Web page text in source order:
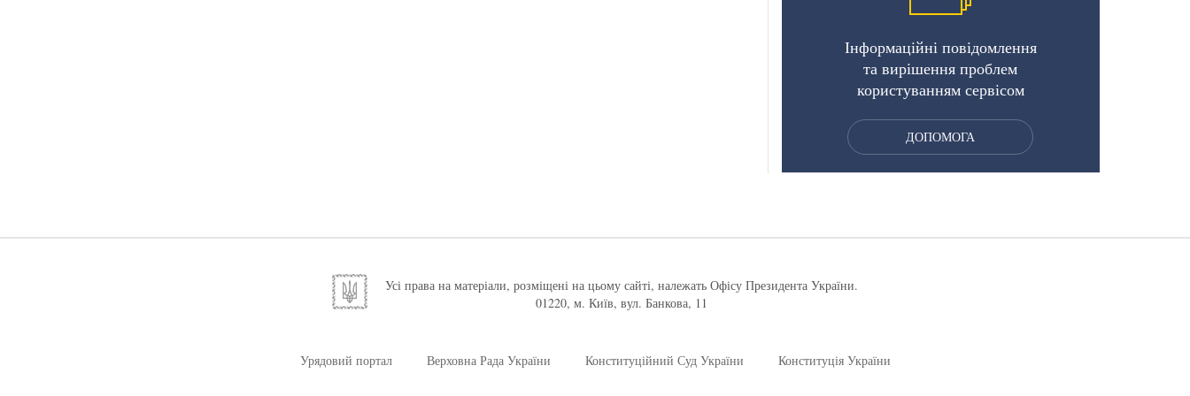
Інформаційні повідомлення
та вирішення проблем
користуванням сервісом
ДОПОМОГА
Усі права на матеріали, розміщені на цьому сайті, належать Офісу Президента України.
01220, м. Київ, вул. Банкова, 11
Урядовий портал Верховна Рада України Конституційний Суд України Конституція України